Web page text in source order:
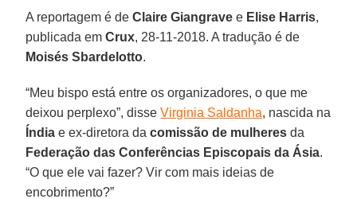
A reportagem é deClaire Giangrave e Elise Harris,
publicada emCrux, 28-11-2018. A tradução é de
Moisés Sbardelotto.
“Meu bispo está entre os organizadores, o que me
deixou perplexo”, disseVirginia Saldanha, nascida na
Índia e ex-diretora dacomissão de mulheres da
Federação das Conferências Episcopais da Ásia.
“O que ele vai fazer? Vir com mais ideias de
encobrimento?”